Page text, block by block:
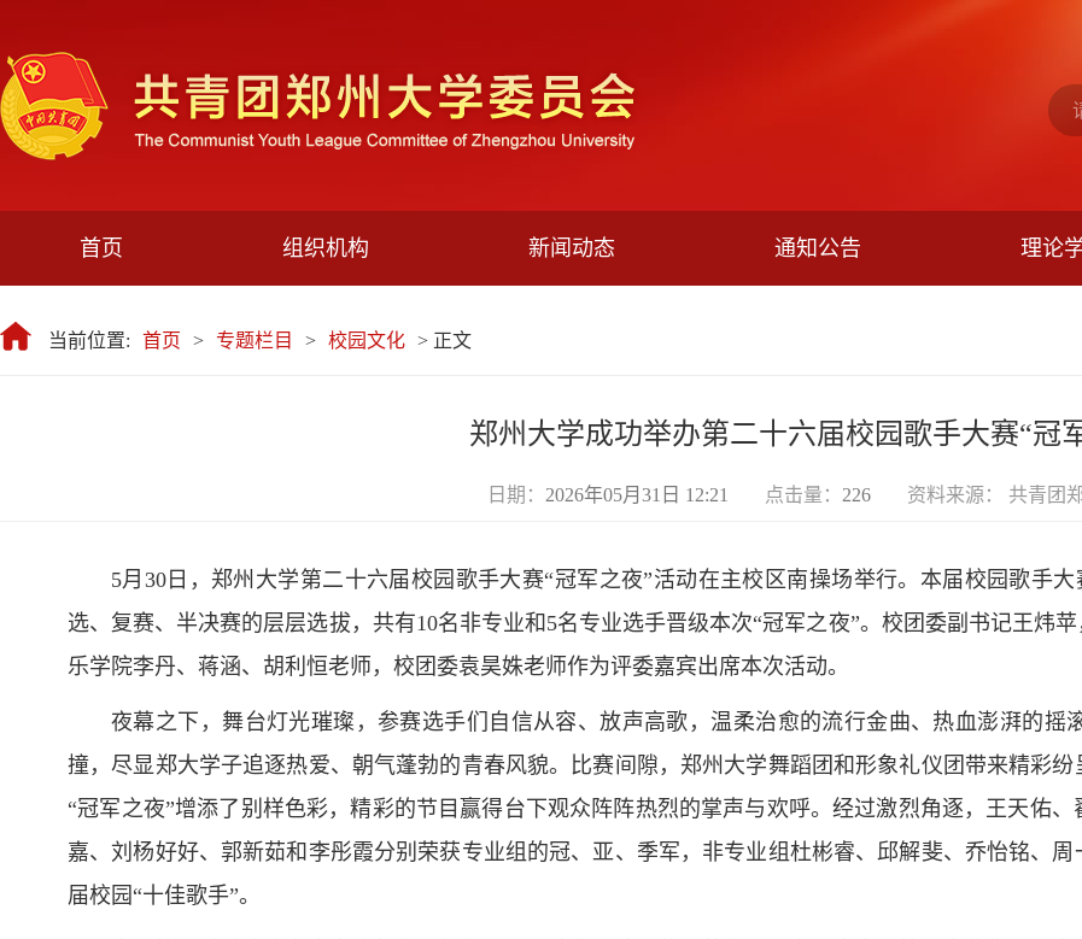
首页 组织机构 新闻动态 通知公告 理论
当前位置: 首页 > 专题栏目 > 校园文化 > 正文
郑州大学成功举办第二十六届校园歌手大赛“冠
日期： 2026年05月31日 12:21 点击量： 226 资料来源： 共青团
5月30日，郑州大学第二十六届校园歌手大赛“冠军之夜”活动在主校区南操场举行。本届校园歌手
选、复赛、半决赛的层层选拔，共有10名非专业和5名专业选手晋级本次“冠军之夜”。校团委副书记王炜
乐学院李丹、蒋涵、胡利恒老师，校团委袁昊姝老师作为评委嘉宾出席本次活动。
夜幕之下，舞台灯光璀璨，参赛选手们自信从容、放声高歌，温柔治愈的流行金曲、热血澎湃的
撞，尽显郑大学子追逐热爱、朝气蓬勃的青春风貌。比赛间隙，郑州大学舞蹈团和形象礼仪团带来精彩
“冠军之夜”增添了别样色彩，精彩的节目赢得台下观众阵阵热烈的掌声与欢呼。经过激烈角逐，王天佑
嘉、刘杨好好、郭新茹和李彤霞分别荣获专业组的冠、亚、季军，非专业组杜彬睿、邱解斐、乔怡铭、
届校园“十佳歌手”。